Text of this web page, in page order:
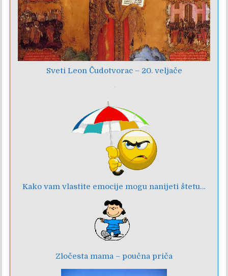
Sveti Leon Čudotvorac – 20. veljače
Kako vam vlastite emocije mogu nanijeti štetu…
Zločesta mama – poučna priča